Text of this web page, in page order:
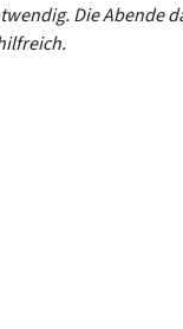
Die Abende